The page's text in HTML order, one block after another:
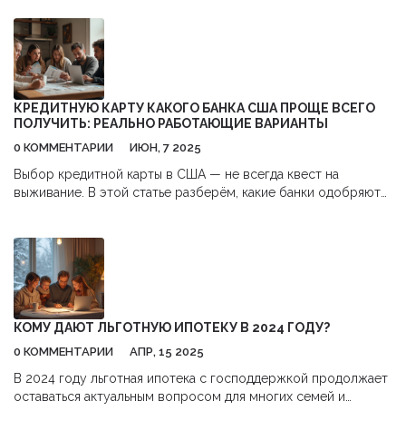
КРЕДИТНУЮ КАРТУ КАКОГО БАНКА США ПРОЩЕ ВСЕГО
ПОЛУЧИТЬ: РЕАЛЬНО РАБОТАЮЩИЕ ВАРИАНТЫ
0 КОММЕНТАРИИ ИЮН, 7 2025
Выбор кредитной карты в США — не всегда квест на
выживание. В этой статье разберём, какие банки одобряют
для свежих эмигрантов и объясню, почему некоторые
нюансы проще, чем кажется. Если ищете банковскую карту с
максимальными шансами на одобрение, тут собрана
выжимка из реальных кейсов и лайфхаков.
КОМУ ДАЮТ ЛЬГОТНУЮ ИПОТЕКУ В 2024 ГОДУ?
0 КОММЕНТАРИИ АПР, 15 2025
В 2024 году льготная ипотека с господдержкой продолжает
оставаться актуальным вопросом для многих семей и